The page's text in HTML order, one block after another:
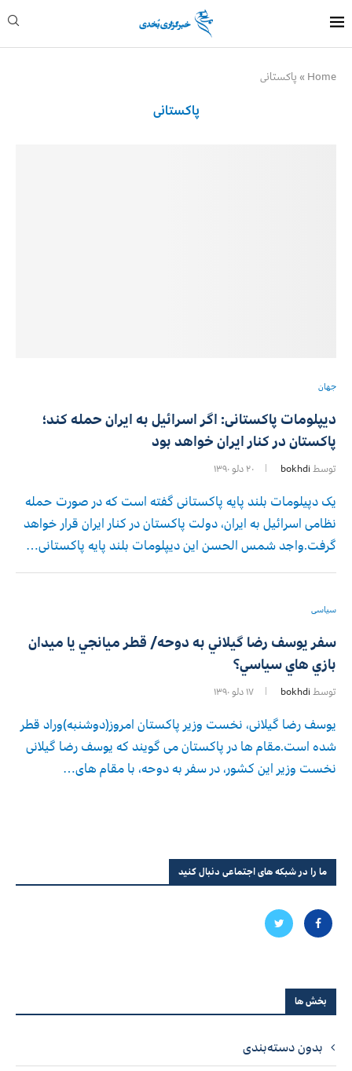
Home
» پاکستانی
پاکستانی
جهان
دیپلومات پاکستانی: اگر اسرائیل به ایران حمله کند؛
پاکستان در کنار ایران خواهد بود
توسط bokhdi ۲۰ دلو ۱۳۹۰
یک دپیلومات بلند پایه پاکستانی گفته است که در صورت حمله
نظامی اسرائیل به ایران، دولت پاکستان در کنار ایران قرار خواهد
گرفت.واجد شمس الحسن این دیپلومات بلند پایه پاکستانی…
سیاسی
سفر يوسف رضا گيلاني به دوحه/ قطر ميانجي يا ميدان
بازي هاي سياسي؟
توسط bokhdi ۱۷ دلو ۱۳۹۰
یوسف رضا گیلانی، نخست وزیر پاکستان امروز(دوشنبه)وراد قطر
شده است.مقام ها در پاکستان می گویند که یوسف رضا گیلانی
نخست وزیر این کشور، در سفر به دوحه، با مقام های…
ما را در شبکه های اجتماعی دنبال کنید
بخش ها
بدون دسته‌بندی